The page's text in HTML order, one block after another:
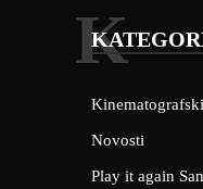
K
Novosti
Play it again